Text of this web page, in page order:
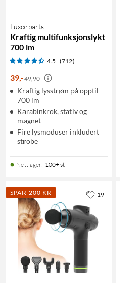
Luxorparts
Kraftig multifunksjonslykt
700 lm
4.5 (712)
39,-49,90
Kraftig lysstrøm på opptil
700 lm
Karabinkrok, stativ og
magnet
Fire lysmoduser inkludert
strobe
Nettlager: 100+ st
SPAR 200 KR 19